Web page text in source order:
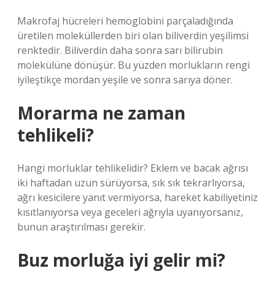
Makrofaj hücreleri hemoglobini parçaladığında
üretilen moleküllerden biri olan biliverdin yeşilimsi
renktedir. Biliverdin daha sonra sarı bilirubin
molekülüne dönüşür. Bu yüzden morlukların rengi
iyileştikçe mordan yeşile ve sonra sarıya döner.
Morarma ne zaman
tehlikeli?
Hangi morluklar tehlikelidir? Eklem ve bacak ağrısı
iki haftadan uzun sürüyorsa, sık sık tekrarlıyorsa,
ağrı kesicilere yanıt vermiyorsa, hareket kabiliyetiniz
kısıtlanıyorsa veya geceleri ağrıyla uyanıyorsanız,
bunun araştırılması gerekir.
Buz morluğa iyi gelir mi?